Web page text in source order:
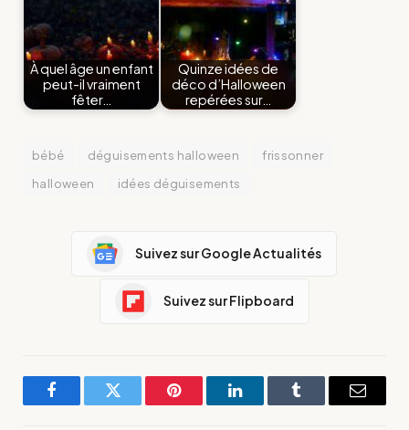
À quel âge un enfant
peut-il vraiment
fêter…
Quinze idées de
déco d’Halloween
repérées sur…
bébé déguisements halloween
frissonner
halloween
idées déguisements
Suivez sur Google Actualités
Suivez sur Flipboard
FacebookTwitter Pinterest LinkedInTumblr
E-